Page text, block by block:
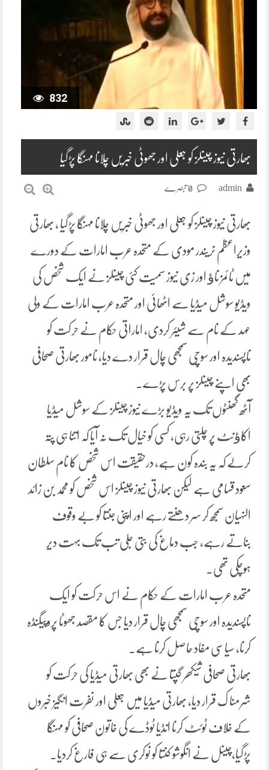
832
بھارتی نیوز چینلز کو جعلی اور جھوٹی خبریں چلانا مہنگا پڑگیا
admin
بھارتی نیوز چینلز کو جعلی اور جھوٹی خبریں چلانا مہنگا پڑگیا ، بھارتی
وزیراعظم نریندر مودی کے متحدہ عرب امارات کے دورے
میں ٹائمز ناﺅ اور زی نیوز سمیت کئی چینلز نے ایک شخص کی
ویڈیو سوشل میڈیا سے اٹھائی اور متحدہ عرب امارات کے ولی
عہد کے نام سے شیئر کردی, اماراتی حکام نے حرکت کو
ناپسندیدہ اور سوچی سمجھی چال قرار دے دیا, نامور بھارتی صحافی
بھی اپنے چینلز پر برس پڑے۔
آٹھ گھنٹوں تک یہ ویڈیو بڑے نیوز چینلز کے سوشل میڈیا
اکاﺅنٹ پر چلتی رہی، کسی کو خیال تک نہ آیا کہ اتنا ہی پتہ
کرلے کہ یہ بندہ کون ہے، درحقیقت اس شخص کا نام سلطان
سعود قسامی ہے لیکن بھارتی نیوز چینلز اس شخص کو محمد بن زائد
النہیان سمجھ کر سر دھنتے رہے اور اپنی جنتا کو بے وقوف
بناتے رہے، جب دماغ کی بتی جلی تب تک بہت دیر
ہوچکی تھی۔
متحدہ عرب امارات کے حکام نے اس حرکت کو ایک
ناپسندیدہ اور سوچی سمجھی چال قرار دیا جس کا مقصد جھوٹا پروپیگنڈہ
کرنا، سیاسی مفاد حاصل کرنا ہے۔
بھارتی صحافی شیکھر گپتا نے بھی بھارتی میڈیا کی حرکت کو
شرمنا ک قرار دیا، بھارتی میڈیا میں جعلی اور نفرت انگیز خبروں
کے خلاف ٹوئٹ کرنا انڈیا ٹوڈے کی خاتون صحافی کو مہنگا
پڑگیا،چینل نے انگوشو کنتا کو نوکری سے ہی فارغ کردیا۔